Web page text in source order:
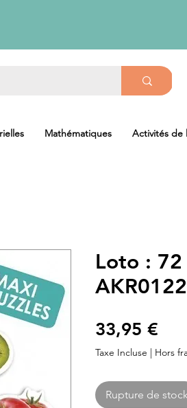
Mathématiques Activités de
Loto :
AKR0122
33,95 €
Taxe Incluse | Hors
Rupture de